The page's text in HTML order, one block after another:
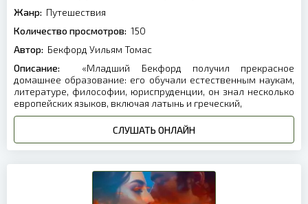
Жанр: Путешествия
Количество просмотров: 150
Автор: Бекфорд Уильям Томас
Описание:
«Младший Бекфорд получил прекрасное
домашнее образование: его обучали естественным наукам,
литературе, философии, юриспруденции, он знал несколько
европейских языков, включая латынь и греческий,
СЛУШАТЬ ОНЛАЙН